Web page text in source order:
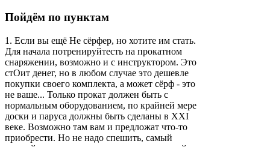
Пойдём по пунктам
1. Если вы ещё Не сёрфер, но хотите им стать.
Для начала потренируйтесть на прокатном
снаряжении, возможно и с инструктором. Это
стОит денег, но в любом случае это дешевле
покупки своего комплекта, а может сёрф - это
не ваше... Только прокат должен быть с
нормальным оборудованием, по крайней мере
доски и паруса должны быть сделаны в XXI
веке. Возможно там вам и предложат что-то
приобрести. Но не надо спешить, самый